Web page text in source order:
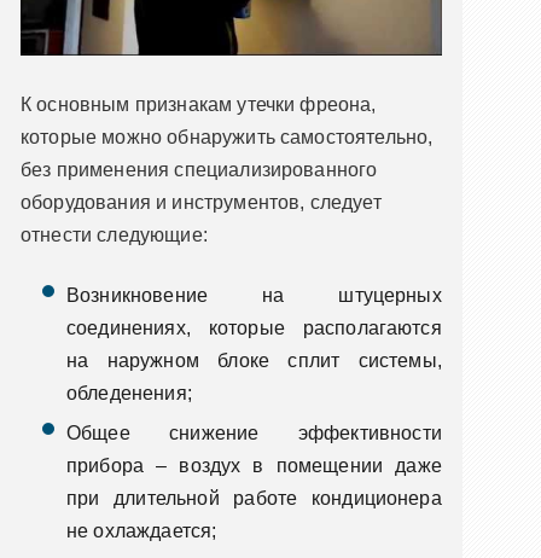
К основным признакам утечки фреона,
которые можно обнаружить самостоятельно,
без применения специализированного
оборудования и инструментов, следует
отнести следующие:
Возникновение на штуцерных
соединениях, которые располагаются
на наружном блоке сплит системы,
обледенения;
Общее снижение эффективности
прибора – воздух в помещении даже
при длительной работе кондиционера
не охлаждается;